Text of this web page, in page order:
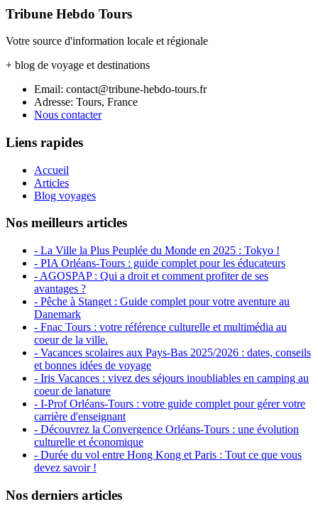
Tribune Hebdo Tours
Votre source d'information locale et régionale
+ blog de voyage et destinations
Email: contact@tribune-hebdo-tours.fr
Adresse: Tours, France
Nous contacter
Liens rapides
Accueil
Articles
Blog voyages
Nos meilleurs articles
- La Ville la Plus Peuplée du Monde en 2025 : Tokyo !
- PIA Orléans-Tours : guide complet pour les éducateurs
- AGOSPAP : Qui a droit et comment profiter de ses
avantages ?
- Pêche à Stanget : Guide complet pour votre aventure au
Danemark
- Fnac Tours : votre référence culturelle et multimédia au
coeur de la ville.
- Vacances scolaires aux Pays-Bas 2025/2026 : dates, conseils
et bonnes idées de voyage
- Iris Vacances : vivez des séjours inoubliables en camping au
coeur de lanature
- I-Prof Orléans-Tours : votre guide complet pour gérer votre
carrière d'enseignant
- Découvrez la Convergence Orléans-Tours : une évolution
culturelle et économique
- Durée du vol entre Hong Kong et Paris : Tout ce que vous
devez savoir !
Nos derniers articles